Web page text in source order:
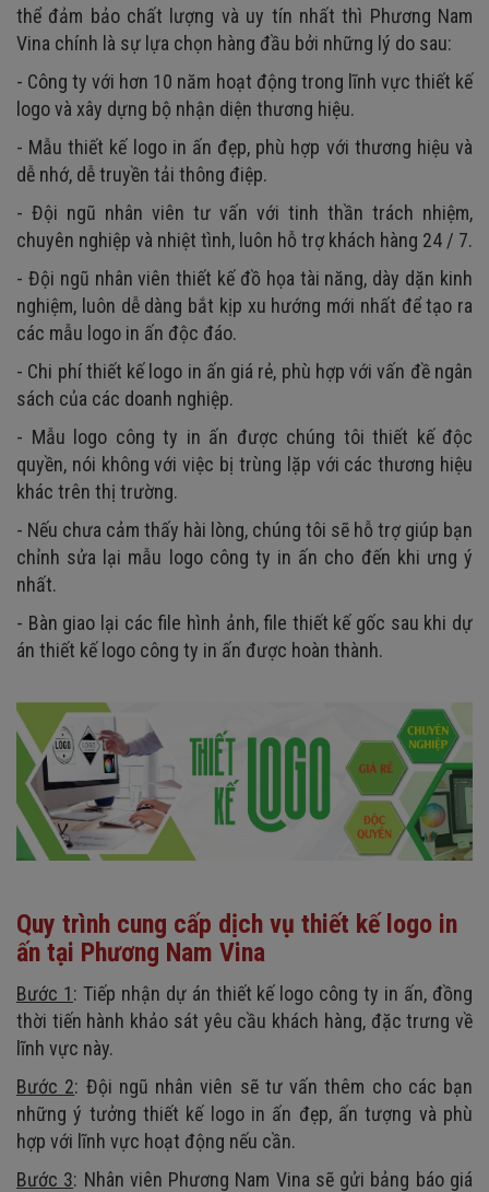
thể đảm bảo chất lượng và uy tín nhất thì Phương Nam
Vina chính là sự lựa chọn hàng đầu bởi những lý do sau:
- Công ty với hơn 10 năm hoạt động trong lĩnh vực thiết kế
logo và xây dựng bộ nhận diện thương hiệu.
- Mẫu thiết kế logo in ấn đẹp, phù hợp với thương hiệu và
dễ nhớ, dễ truyền tải thông điệp.
- Đội ngũ nhân viên tư vấn với tinh thần trách nhiệm,
chuyên nghiệp và nhiệt tình, luôn hỗ trợ khách hàng 24 / 7.
- Đội ngũ nhân viên thiết kế đồ họa tài năng, dày dặn kinh
nghiệm, luôn dễ dàng bắt kịp xu hướng mới nhất để tạo ra
các mẫu logo in ấn độc đáo.
- Chi phí thiết kế logo in ấn giá rẻ, phù hợp với vấn đề ngân
sách của các doanh nghiệp.
- Mẫu logo công ty in ấn được chúng tôi thiết kế độc
quyền, nói không với việc bị trùng lặp với các thương hiệu
khác trên thị trường.
- Nếu chưa cảm thấy hài lòng, chúng tôi sẽ hỗ trợ giúp bạn
chỉnh sửa lại mẫu logo công ty in ấn cho đến khi ưng ý
nhất.
- Bàn giao lại các file hình ảnh, file thiết kế gốc sau khi dự
án thiết kế logo công ty in ấn được hoàn thành.
Quy trình cung cấp dịch vụ thiết kế logo in
ấn tại Phương Nam Vina
Bước 1: Tiếp nhận dự án thiết kế logo công ty in ấn, đồng
thời tiến hành khảo sát yêu cầu khách hàng, đặc trưng về
lĩnh vực này.
Bước 2: Đội ngũ nhân viên sẽ tư vấn thêm cho các bạn
những ý tưởng thiết kế logo in ấn đẹp, ấn tượng và phù
hợp với lĩnh vực hoạt động nếu cần.
Bước 3: Nhân viên Phương Nam Vina sẽ gửi bảng báo giá